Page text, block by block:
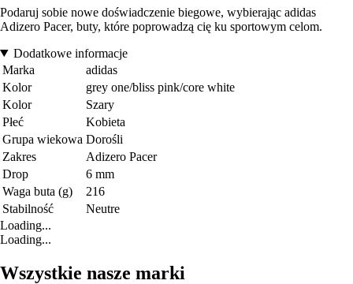
Podaruj sobie nowe doświadczenie biegowe, wybierając adidas
Adizero Pacer, buty, które poprowadzą cię ku sportowym celom.
Dodatkowe informacje
Marka
adidas
Kolor
grey one/bliss pink/core white
Kolor
Szary
Płeć
Kobieta
Grupa wiekowa Dorośli
Zakres
Adizero Pacer
Drop
6 mm
Waga buta (g)
216
Stabilność
Neutre
Loading...
Loading...
Wszystkie nasze marki